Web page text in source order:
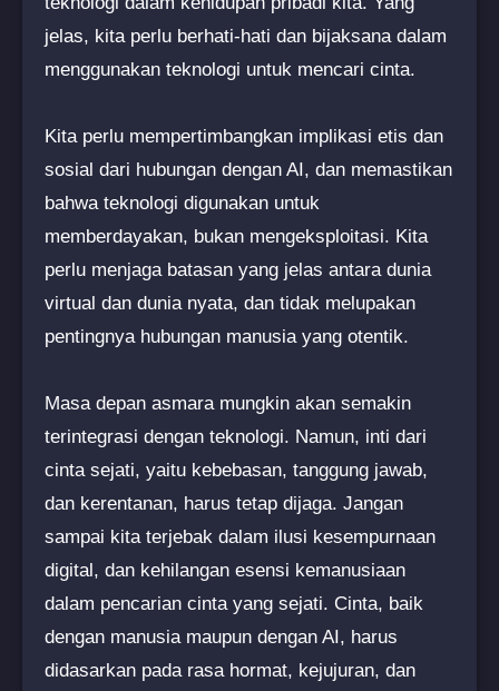
jelas, kita perlu berhati-hati dan bijaksana dalam
menggunakan teknologi untuk mencari cinta.
Kita perlu mempertimbangkan implikasi etis dan
sosial dari hubungan dengan AI, dan memastikan
bahwa teknologi digunakan untuk
memberdayakan, bukan mengeksploitasi. Kita
perlu menjaga batasan yang jelas antara dunia
virtual dan dunia nyata, dan tidak melupakan
pentingnya hubungan manusia yang otentik.
Masa depan asmara mungkin akan semakin
terintegrasi dengan teknologi. Namun, inti dari
cinta sejati, yaitu kebebasan, tanggung jawab,
dan kerentanan, harus tetap dijaga. Jangan
sampai kita terjebak dalam ilusi kesempurnaan
digital, dan kehilangan esensi kemanusiaan
dalam pencarian cinta yang sejati. Cinta, baik
dengan manusia maupun dengan AI, harus
didasarkan pada rasa hormat, kejujuran, dan